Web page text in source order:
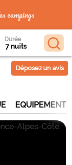
campings
Durée
Déposez un avis